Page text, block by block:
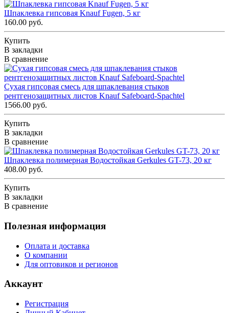
Шпаклевка гипсовая Knauf Fugen, 5 кг
160.00 руб.
Купить
В закладки
В сравнение
Сухая гипсовая смесь для шпаклевания стыков
рентгенозащитных листов Knauf Safeboard-Spachtel
1566.00 руб.
Купить
В закладки
В сравнение
Шпаклевка полимерная Водостойкая Gerkules GT-73, 20 кг
408.00 руб.
Купить
В закладки
В сравнение
Полезная информация
Оплата и доставка
О компании
Для оптовиков и регионов
Аккаунт
Регистрация